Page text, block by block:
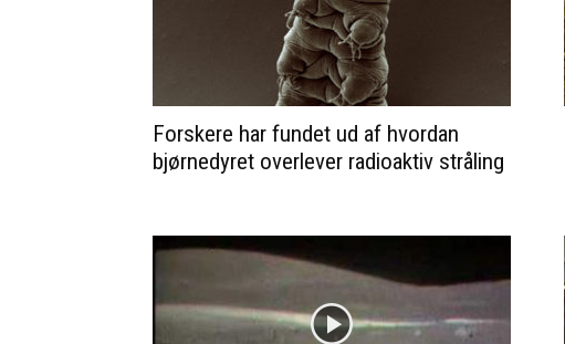
Forskere har fundet ud af hvordan
bjørnedyret overlever radioaktiv stråling